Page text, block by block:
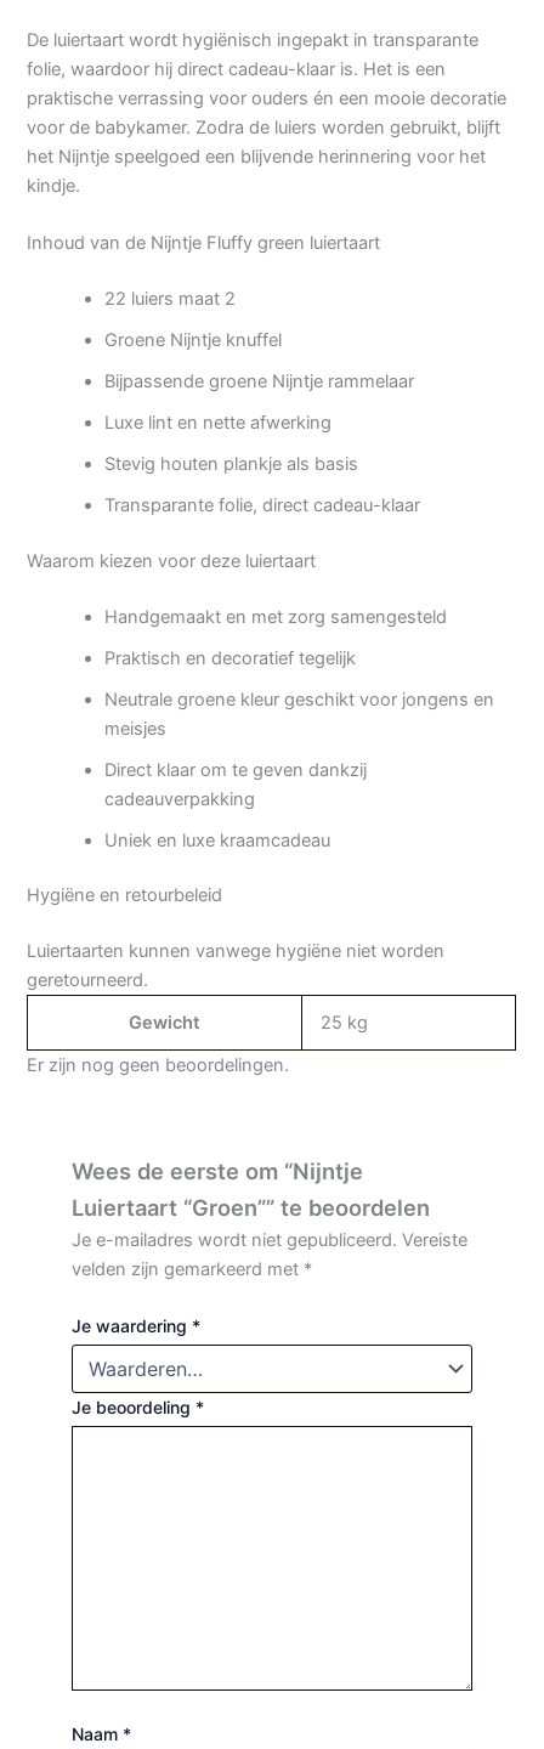
De luiertaart wordt hygiënisch ingepakt in transparante
folie, waardoor hij direct cadeau-klaar is. Het is een
praktische verrassing voor ouders én een mooie decoratie
voor de babykamer. Zodra de luiers worden gebruikt, blijft
het Nijntje speelgoed een blijvende herinnering voor het
kindje.
Inhoud van de Nijntje Fluffy green luiertaart
22 luiers maat 2
Groene Nijntje knuffel
Bijpassende groene Nijntje rammelaar
Luxe lint en nette afwerking
Stevig houten plankje als basis
Transparante folie, direct cadeau-klaar
Waarom kiezen voor deze luiertaart
Handgemaakt en met zorg samengesteld
Praktisch en decoratief tegelijk
Neutrale groene kleur geschikt voor jongens en
meisjes
Direct klaar om te geven dankzij
cadeauverpakking
Uniek en luxe kraamcadeau
Hygiëne en retourbeleid
Luiertaarten kunnen vanwege hygiëne niet worden
geretourneerd.
Gewicht
25 kg
Er zijn nog geen beoordelingen.
Wees de eerste om “Nijntje
Luiertaart “Groen”” te beoordelen
Je e-mailadres wordt niet gepubliceerd. Vereiste
velden zijn gemarkeerd met *
Je waardering *
Je beoordeling *
Naam *